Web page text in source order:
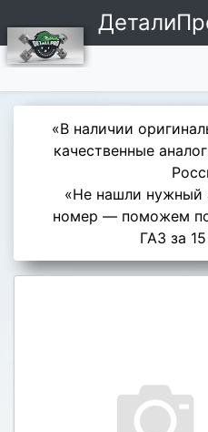
«В наличии
качественные
«Не нашли нужный
номер — поможем
ГАЗ за